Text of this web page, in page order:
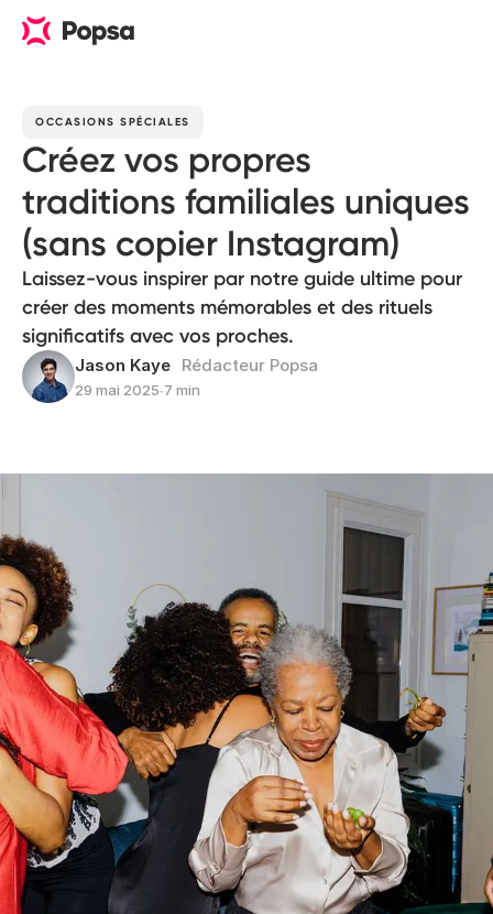
OCCASIONS SPÉCIALES
Créez vos propres
traditions familiales uniques
(sans copier Instagram)
Laissez-vous inspirer par notre guide ultime pour
créer des moments mémorables et des rituels
significatifs avec vos proches.
Jason Kaye Rédacteur Popsa
29 mai 2025∙7 min